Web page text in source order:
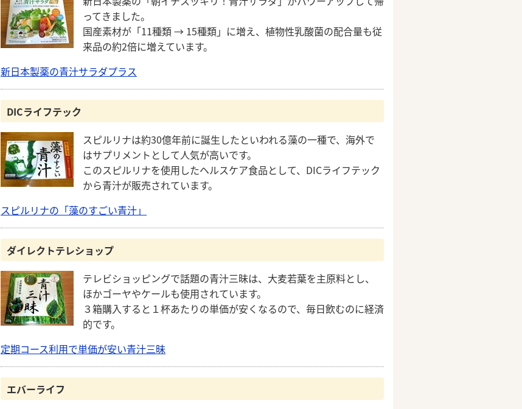
ってきました。
国産素材が「11種類 → 15種類」に増え、植物性乳酸菌の配合量も従
来品の約2倍に増えています。
新日本製薬の青汁サラダプラス
DICライフテック
スピルリナは約30億年前に誕生したといわれる藻の一種で、海外で
はサプリメントとして人気が高いです。
このスピルリナを使用したヘルスケア食品として、DICライフテック
から青汁が販売されています。
スピルリナの「藻のすごい青汁」
ダイレクトテレショップ
テレビショッピングで話題の青汁三昧は、大麦若葉を主原料とし、
ほかゴーヤやケールも使用されています。
３箱購入すると１杯あたりの単価が安くなるので、毎日飲むのに経済
的です。
定期コース利用で単価が安い青汁三昧
エバーライフ